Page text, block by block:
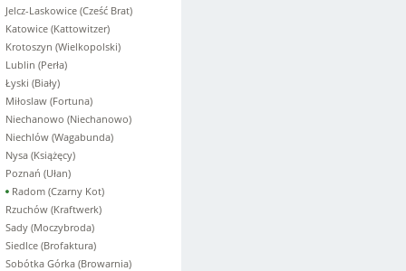
Jelcz-Laskowice (Cześć Brat)
Katowice (Kattowitzer)
Krotoszyn (Wielkopolski)
Lublin (Perła)
Łyski (Biały)
Miłoslaw (Fortuna)
Niechanowo (Niechanowo)
Niechlów (Wagabunda)
Nysa (Książęcy)
Poznań (Ułan)
Radom (Czarny Kot)
Rzuchów (Kraftwerk)
Sady (Moczybroda)
Siedlce (Brofaktura)
Sobótka Górka (Browarnia)